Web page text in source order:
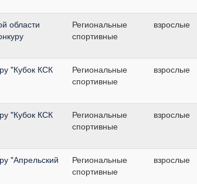
области
Региональные
спортивные
взрослые
"Кубок КСК
Региональные
спортивные
взрослые
"Кубок КСК
Региональные
спортивные
взрослые
"Апрельский
Региональные
спортивные
взрослые